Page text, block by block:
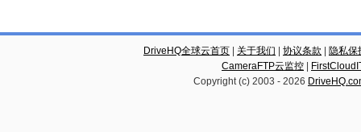
DriveHQ全球云首页 关于我们 协议条款
隐私保
CameraFTP云监控
Copyright (c) 2003 - 2026